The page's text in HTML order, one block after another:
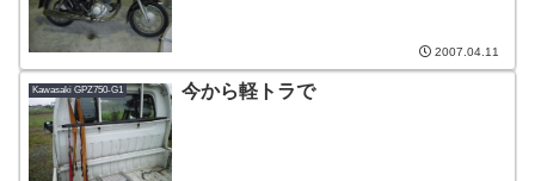
2007.04.11
Kawasaki GPZ750-G1 今から軽トラで